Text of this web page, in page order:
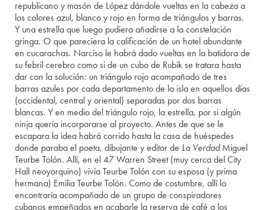
republicano y masón de López dándole vueltas en la cabeza a
los colores azul, blanco y rojo en forma de triángulos y barras.
Y una estrella que luego pudiera añadirse a la constelación
gringa. O que pareciera la calificación de un hotel abundante
en cucarachas. Narciso le habrá dado vueltas en la batidora de
su febril cerebro como si de un cubo de Rubik se tratara hasta
dar con la solución: un triángulo rojo acompañado de tres
barras azules por cada departamento de la isla en aquellos días
(occidental, central y oriental) separadas por dos barras
blancas. Y en medio del triángulo rojo, la estrella, por si algún
ninja quería incorporarse al proyecto. Antes de que se le
escapara la idea habrá corrido hasta la casa de huéspedes
donde paraba el poeta, dibujante y editor de La VerdadMiguel
Teurbe Tolón. Allí, en el 47 Warren Street (muy cerca del City
Hall neoyorquino) vivía Teurbe Tolón con su esposa (y prima
hermana) Emilia Teurbe Tolón. Como de costumbre, allí lo
encontraría acompañado de un grupo de conspiradores
cubanos empeñados en acabarle la reserva de café a los